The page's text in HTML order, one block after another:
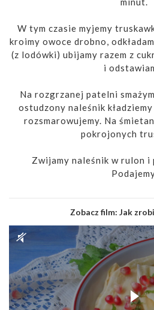
W tym czasie myjemy
kroimy owoce drobno,
(z lodówki) ubijamy razem z
i
Na rozgrzanej patelni
ostudzony naleśnik
rozsmarowujemy. Na
pokrojonych
Zwijamy naleśnik w rulon i
Zobacz film: Jak